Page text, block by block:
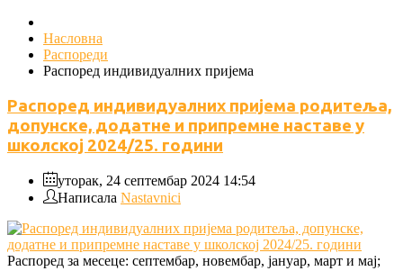
Насловна
Распореди
Распоред индивидуалних пријема
Распоред индивидуалних пријема родитеља,
допунске, додатне и припремне наставе у
школској 2024/25. години
уторак, 24 септембар 2024 14:54
Написала Nastavnici
Распоред за месеце: септембар, новембар, јануар, март и мај;